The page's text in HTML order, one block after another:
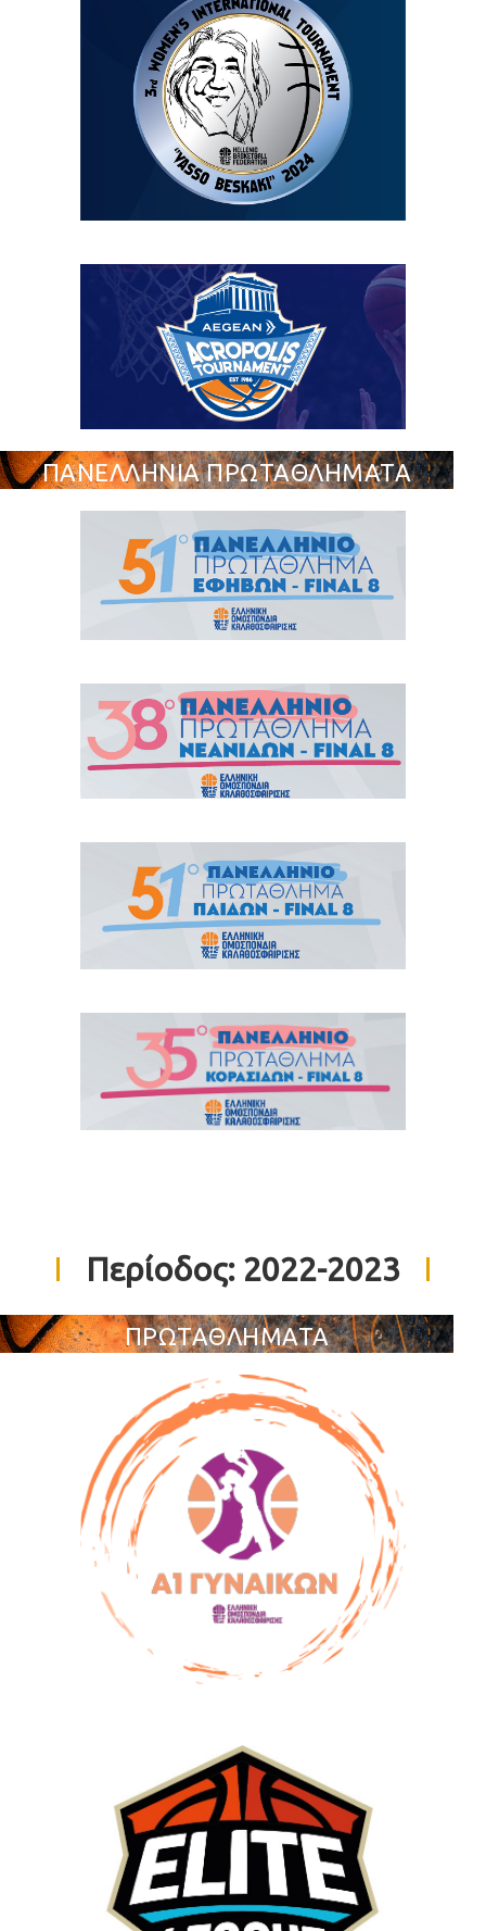
ΠΑΝΕΛΛΗΝΙΑ ΠΡΩΤΑΘΛΗΜΑΤΑ
Περίοδος: 2022-2023
ΠΡΩΤΑΘΛΗΜΑΤΑ